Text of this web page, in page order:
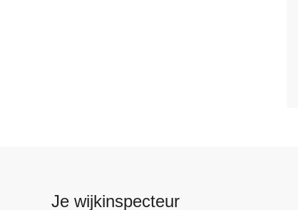
Je wijkinspecteur